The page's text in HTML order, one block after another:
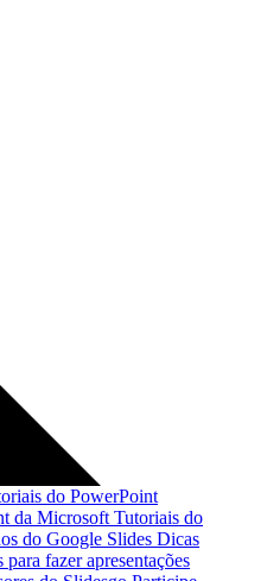
do PowerPoint
da Microsoft Tutoriais do
do Google Slides Dicas
fazer apresentações